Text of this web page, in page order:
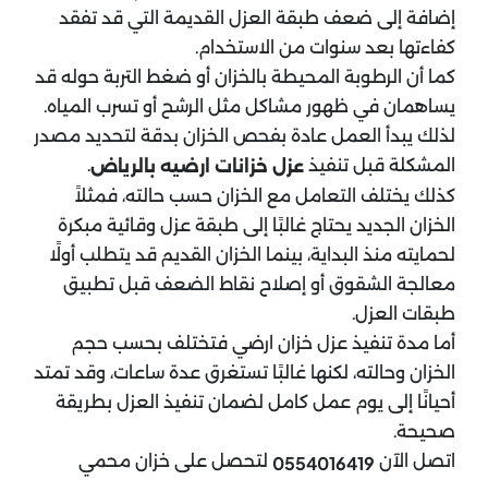
إضافة إلى ضعف طبقة العزل القديمة التي قد تفقد
كفاءتها بعد سنوات من الاستخدام.
كما أن الرطوبة المحيطة بالخزان أو ضغط التربة حوله قد
يساهمان في ظهور مشاكل مثل الرشح أو تسرب المياه.
لذلك يبدأ العمل عادة بفحص الخزان بدقة لتحديد مصدر
المشكلة قبل تنفيذ عزل خزانات ارضيه بالرياض.
كذلك يختلف التعامل مع الخزان حسب حالته، فمثلاً
الخزان الجديد يحتاج غالبًا إلى طبقة عزل وقائية مبكرة
لحمايته منذ البداية، بينما الخزان القديم قد يتطلب أولًا
معالجة الشقوق أو إصلاح نقاط الضعف قبل تطبيق
طبقات العزل.
أما مدة تنفيذ عزل خزان ارضي فتختلف بحسب حجم
الخزان وحالته، لكنها غالبًا تستغرق عدة ساعات، وقد تمتد
أحيانًا إلى يوم عمل كامل لضمان تنفيذ العزل بطريقة
صحيحة.
اتصل الآن 0554016419 لتحصل على خزان محمي